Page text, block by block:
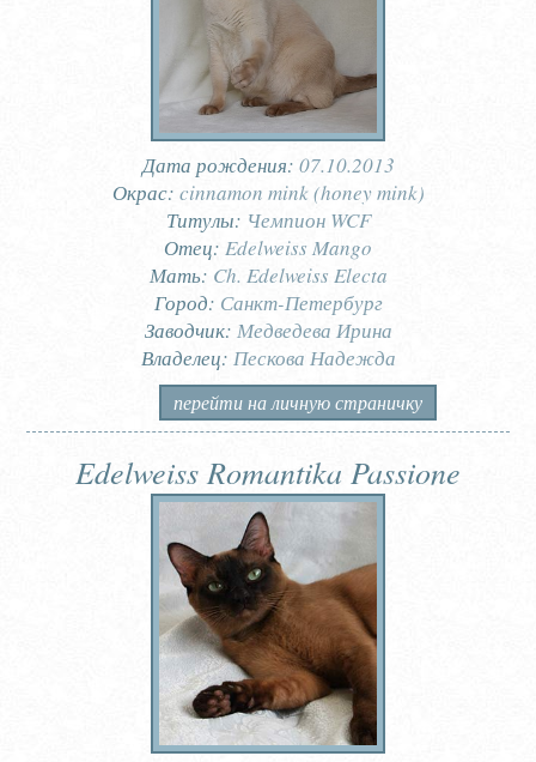
Дата рождения: 07.10.2013
Окрас: cinnamon mink (honey mink)
Титулы: Чемпион WCF
Отец: Edelweiss Mango
Мать: Ch. Edelweiss Electa
Город: Санкт-Петербург
Заводчик: Медведева Ирина
Владелец: Пескова Надежда
перейти на личную страничку
Edelweiss Romantika Passione